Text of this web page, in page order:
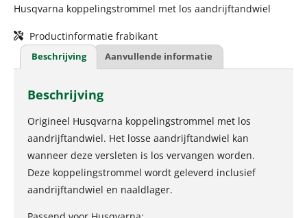
Husqvarna koppelingstrommel met los aandrijftandwiel
Productinformatie frabikant
Beschrijving Aanvullende informatie
Beschrijving
Origineel Husqvarna koppelingstrommel met los
aandrijftandwiel. Het losse aandrijftandwiel kan
wanneer deze versleten is los vervangen worden.
Deze koppelingstrommel wordt geleverd inclusief
aandrijftandwiel en naaldlager.